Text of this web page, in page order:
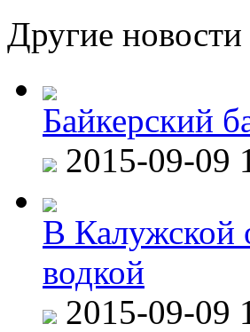
Другие новости
Байкерский
2015-09-09
В Калужской
водкой
2015-09-09